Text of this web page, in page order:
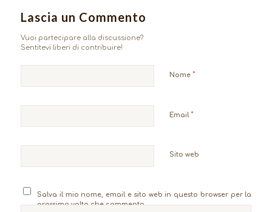
Lascia un Commento
Vuoi partecipare alla discussione?
Sentitevi liberi di contribuire!
Nome *
Email *
Sito web
Salva il mio nome, email e sito web in questo browser per la
prossima volta che commento.